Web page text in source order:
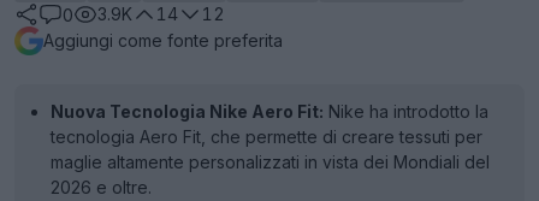
0
3.9K 14
12
Aggiungi come fonte preferita
Nuova Tecnologia Nike Aero Fit: Nike ha introdotto la
tecnologia Aero Fit, che permette di creare tessuti per
maglie altamente personalizzati in vista dei Mondiali del
2026 e oltre.